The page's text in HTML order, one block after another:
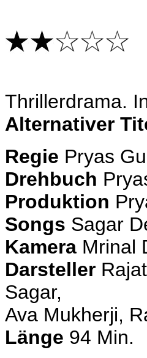
Thrillerdrama.
Alternativer
Regie Pryas
Drehbuch
Produktion
Songs Sagar
Kamera Mrinal
Darsteller
Sagar,
Ava Mukherji,
Länge 94 Min.